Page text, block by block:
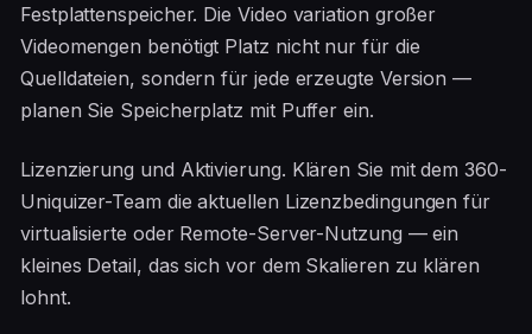
Festplattenspeicher. Die Video variation großer
Videomengen benötigt Platz nicht nur für die
Quelldateien, sondern für jede erzeugte Version —
planen Sie Speicherplatz mit Puffer ein.
Lizenzierung und Aktivierung. Klären Sie mit dem 360-
Uniquizer-Team die aktuellen Lizenzbedingungen für
virtualisierte oder Remote-Server-Nutzung — ein
kleines Detail, das sich vor dem Skalieren zu klären
lohnt.